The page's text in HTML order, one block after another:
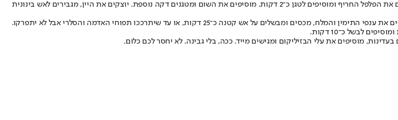
בסיר בינוני מחממים את שמן הזית, ועל אש קטנה מטגנים את הבצל עד שיהפוך שקוף. מוסיפים את הפלפל החריף ומוסיפים לטגן כ־2 דקות. מוסיפים את השום ומטגנים דקה נוספת. יוצקים את היין, מגבירים לאש בינונית
על אש קטנה כ־25 דקות, או עד שיתרככו תפוחי האדמה והסלרי אבל לא יתפרקו.
לבשל כ־10 דקות.
מוסיפים את עלי הבזיליקום ומגישים מייד. ככה, בלי גבינה. לא יחסר לכם כלום.